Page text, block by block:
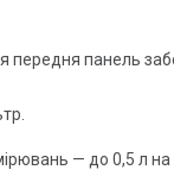
передня панель
— до 0,5 л